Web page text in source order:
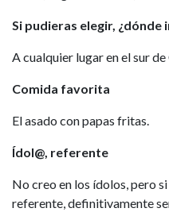
Si pudieras elegir, ¿dónde
A cualquier lugar en el sur de
Comida favorita
El asado con papas fritas.
Ídol@, referente
No creo en los ídolos, pero
referente, definitivamente